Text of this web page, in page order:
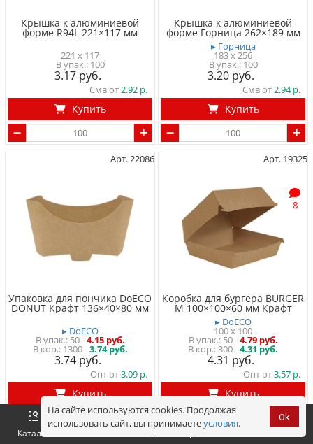
Крышка к алюминиевой
форме R94L 221×117 мм
221 x 117
100
3.17
Смв от2.92
Купить
Крышка к алюминиевой
форме Горница 262×189 мм
▸ Горница
183 x 256
100
3.20
Смв от2.94
Купить
Арт. 22086
Упаковка для пончика DoECO
DONUT Крафт 136×40×80 мм
▸ DoECO
50-4.15 руб.
1300 -3.74 руб.
3.74
Опт от3.09
Купить
Арт. 19325
8
Коробка для бургера BURGER
M 100×100×60 мм Крафт
▸ DoECO
100 x 100
50-4.79 руб.
300 -4.31 руб.
4.31
Опт от3.57
Купить
Каталог Корзина
Оформить
На сайте используются cookies. Продолжая
использовать сайт, вы принимаетеусловия. Ok